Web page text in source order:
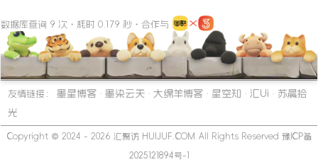
数据库查询 9 次・耗时 0.179 秒・合作与
友情链接： 墨星博客 · 墨染云天 · 大绵羊博客 · 星空知 · 汇Ui · 苏晨拾
光
Copyright © 2024 - 2026 汇聚访 HUIJUF.COM All Rights Reserved 豫ICP备
2025121894号-1